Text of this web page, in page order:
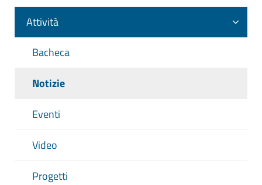
Attività
Bacheca
Notizie
Eventi
Video
Progetti